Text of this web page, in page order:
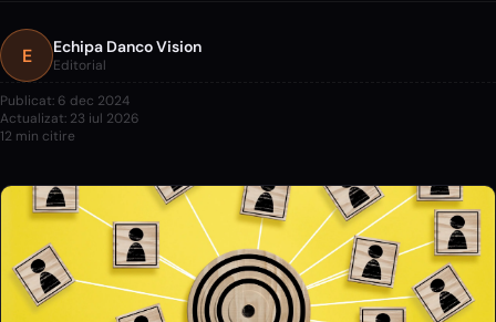
E Echipa Danco Vision
Editorial
Publicat: 6 dec 2024
Actualizat: 23 iul 2026
12 min citire